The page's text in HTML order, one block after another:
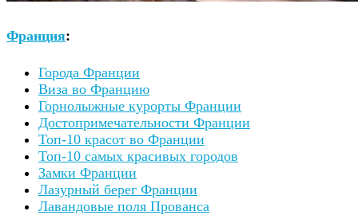
Франция:
Города Франции
Виза во Францию
Горнолыжные курорты Франции
Достопримечательности Франции
Топ-10 красот во Франции
Топ-10 самых красивых городов
Замки Франции
Лазурный берег Франции
Лавандовые поля Прованса